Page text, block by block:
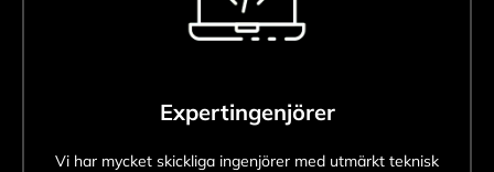
Expertingenjörer
Vi har mycket skickliga ingenjörer med utmärkt teknisk